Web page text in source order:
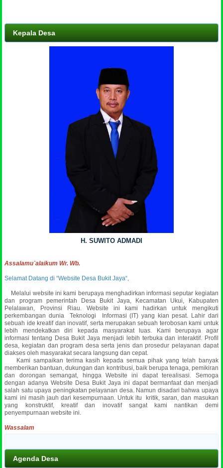
Kepala Desa
H. SUWITO ADMADI
Assalamu`alaikum Wr. Wb.
Selamat Datang di “Website Desa Bukit Jaya“,
Melalui website ini kami berupaya menghadirkan informasi seputar kegiatan
dan program pemerintah Desa Bukit Jaya, Kecamatan Ukui, Kabupaten
Pelalawan, Provinsi Riau. Website ini kami hadirkan untuk mengikuti
perkembangan dunia Teknologi Informasi (IT) yang kian pesat. Lahir dari
sebuah ide kreatif dan inovatif, serta merupakan sebuah terobosan kami untuk
lebih mendekatkan diri kepada masyarakat luas.
Kami berupaya agar
informasi tentang Desa Bukit Jaya menjadi lebih terbuka dan interaktif. Profil
desa, kegiatan dan program desa serta jenis dan prosedur pelayanan dapat
diakses oleh masyarakat secara langsung dan cepat.
Kami sampaikan terima kasih kepada semua pihak yang telah banyak
memberikan bantuan, dukungan dan kontribusi, baik berupa tenaga, pemikiran
dan dorongan semangat, hingga Website ini dapat terealisasi. Semoga
dengan adanya Website Desa Bukit Jaya ini dapat bermanfaat dan menjadi
salah satu upaya peningkatan pelayanan desa. Namun disadari bahwa upaya
kami ini masih jauh dari kesempurnaan. Untuk itu kritik, saran, dan masukan
yang konstruktif, kreatif dan inovatif sangat kami nantikan demi
penyempurnaan website ini.
Wassalam
Agenda Desa